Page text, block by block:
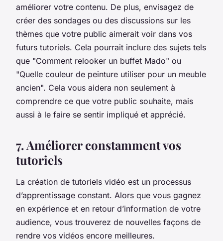
améliorer votre contenu. De plus, envisagez de
créer des sondages ou des discussions sur les
thèmes que votre public aimerait voir dans vos
futurs tutoriels. Cela pourrait inclure des sujets tels
que "Comment relooker un buffet Mado" ou
"Quelle couleur de peinture utiliser pour un meuble
ancien". Cela vous aidera non seulement à
comprendre ce que votre public souhaite, mais
aussi à le faire se sentir impliqué et apprécié.
7. Améliorer constamment vos
tutoriels
La création de tutoriels vidéo est un processus
d’apprentissage constant. Alors que vous gagnez
en expérience et en retour d’information de votre
audience, vous trouverez de nouvelles façons de
rendre vos vidéos encore meilleures.